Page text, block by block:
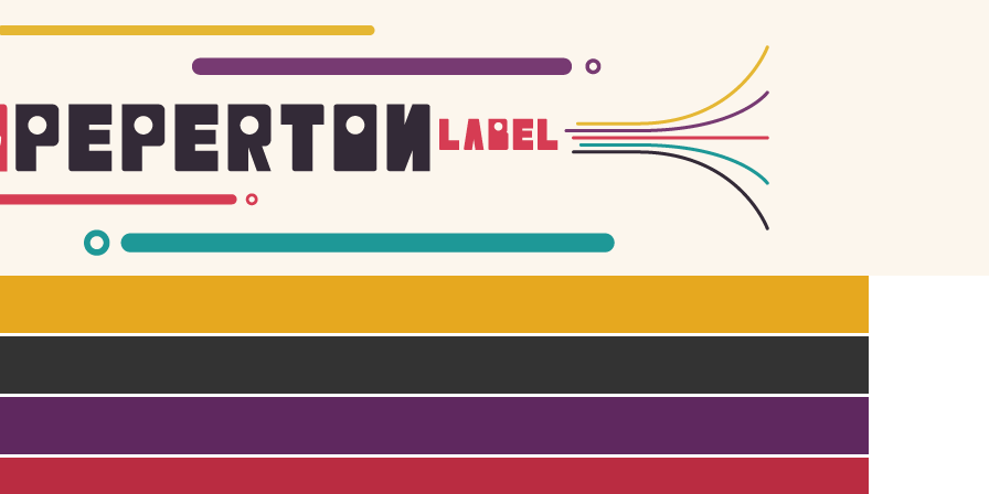
Skoči na glavni sadržaj